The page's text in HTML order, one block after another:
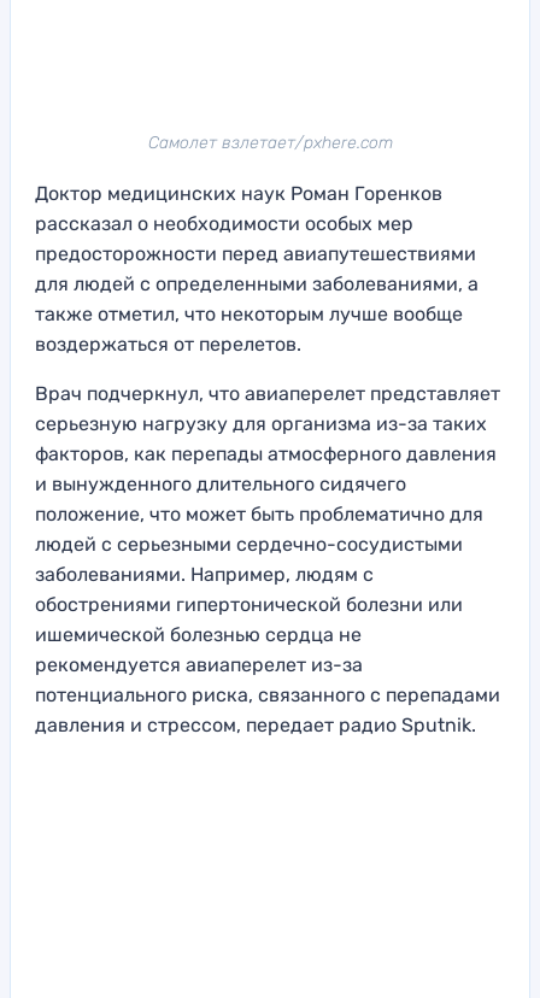
Самолет взлетает/pxhere.com
Доктор медицинских наук Роман Горенков
рассказал о необходимости особых мер
предосторожности перед авиапутешествиями
для людей с определенными заболеваниями, а
также отметил, что некоторым лучше вообще
воздержаться от перелетов.
Врач подчеркнул, что авиаперелет представляет
серьезную нагрузку для организма из-за таких
факторов, как перепады атмосферного давления
и вынужденного длительного сидячего
положение, что может быть проблематично для
людей с серьезными сердечно-сосудистыми
заболеваниями. Например, людям с
обострениями гипертонической болезни или
ишемической болезнью сердца не
рекомендуется авиаперелет из-за
потенциального риска, связанного с перепадами
давления и стрессом, передает радио Sputnik.